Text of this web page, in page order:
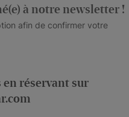
à notre newsletter !
afin de confirmer votre
en réservant sur